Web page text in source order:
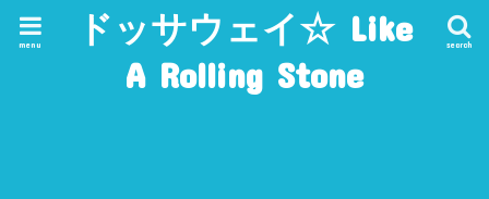
ドッサウェイ☆ Like
A Rolling Stone
search
menu